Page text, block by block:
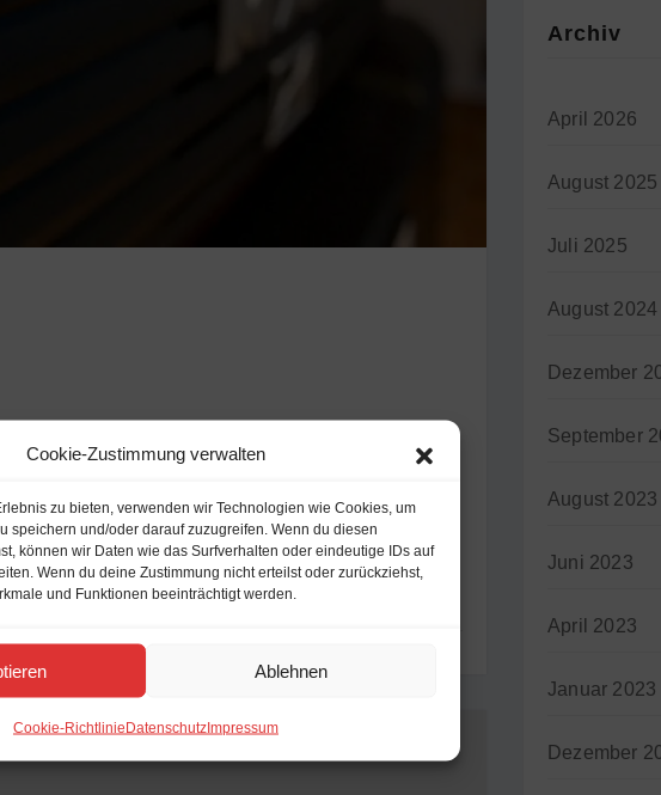
Cookie-Zustimmung verwalten
zu bieten, verwenden wir Technologien wie Cookies, um
speichern und/oder darauf zuzugreifen. Wenn du diesen
können wir Daten wie das Surfverhalten oder eindeutige IDs auf
Wenn du deine Zustimmung nicht erteilst oder zurückziehst,
und Funktionen beeinträchtigt werden.
Ablehnen
Cookie-RichtlinieDatenschutzImpressum
Archiv
April 2026
August 2025
Juli 2025
August 2024
Dezember
September
August 2023
Juni 2023
April 2023
Januar 2023
Dezember